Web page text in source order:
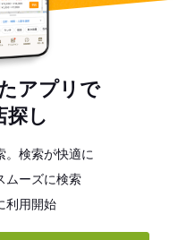
アプリで
探し
。検索が快適に
ムーズに検索
利用開始